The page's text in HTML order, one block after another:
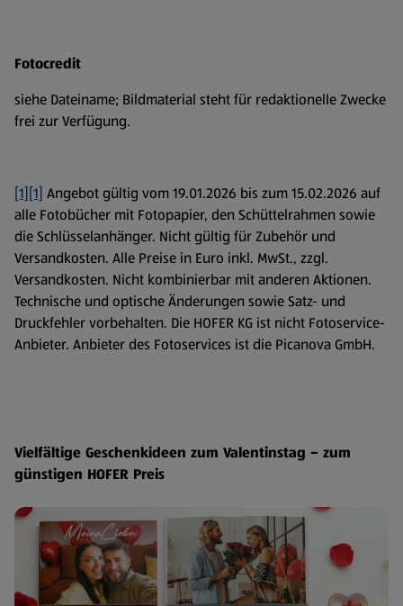
Fotocredit
siehe Dateiname; Bildmaterial steht für redaktionelle Zwecke
frei zur Verfügung.
[1][1] Angebot gültig vom 19.01.2026 bis zum 15.02.2026 auf
alle Fotobücher mit Fotopapier, den Schüttelrahmen sowie
die Schlüsselanhänger. Nicht gültig für Zubehör und
Versandkosten. Alle Preise in Euro inkl. MwSt., zzgl.
Versandkosten. Nicht kombinierbar mit anderen Aktionen.
Technische und optische Änderungen sowie Satz- und
Druckfehler vorbehalten. Die HOFER KG ist nicht Fotoservice-
Anbieter. Anbieter des Fotoservices ist die Picanova GmbH.
Vielfältige Geschenkideen zum Valentinstag – zum
günstigen HOFER Preis